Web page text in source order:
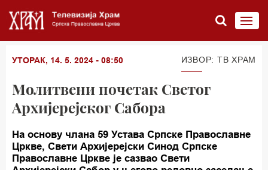
УТОРАК, 14. 5. 2024 - 08:50 ИЗВОР: ТВ ХРАМ
Молитвени почетак Светог
Архијерејског Сабора
На основу члана 59 Устава Српске Православне
Цркве, Свети Архијерејски Синод Српске
Православне Цркве је сазвао Свети